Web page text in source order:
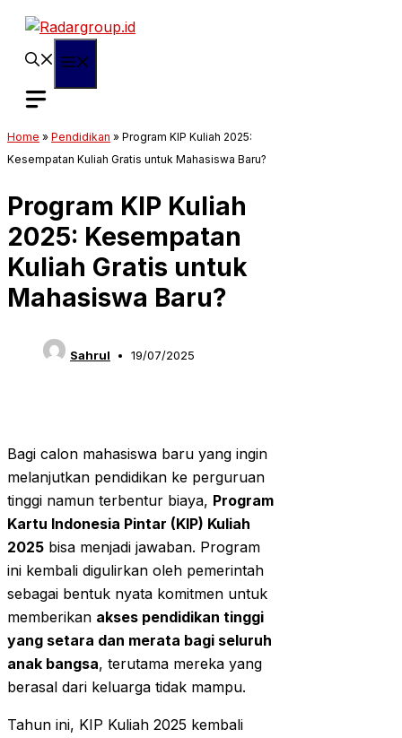
Langsung
Home » Pendidikan » Program KIP Kuliah 2025:
Kesempatan Kuliah Gratis untuk Mahasiswa Baru?
Program KIP Kuliah
2025: Kesempatan
Kuliah Gratis untuk
Mahasiswa Baru?
Sahrul 19/07/2025
Bagi calon mahasiswa baru yang ingin
melanjutkan pendidikan ke perguruan
tinggi namun terbentur biaya, Program
Kartu Indonesia Pintar (KIP) Kuliah
2025 bisa menjadi jawaban. Program
ini kembali digulirkan oleh pemerintah
sebagai bentuk nyata komitmen untuk
memberikan akses pendidikan tinggi
yang setara dan merata bagi seluruh
anak bangsa, terutama mereka yang
berasal dari keluarga tidak mampu.
Tahun ini, KIP Kuliah 2025 kembali